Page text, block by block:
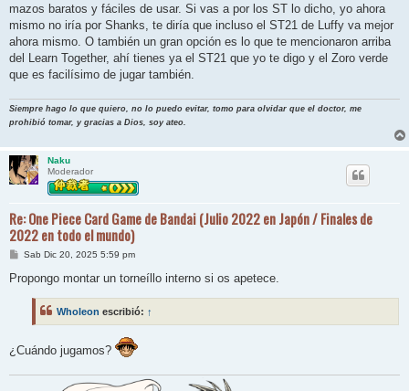
mazos baratos y fáciles de usar. Si vas a por los ST lo dicho, yo ahora
mismo no iría por Shanks, te diría que incluso el ST21 de Luffy va mejor
ahora mismo. O también un gran opción es lo que te mencionaron arriba
del Learn Together, ahí tienes ya el ST21 que yo te digo y el Zoro verde
que es facilísimo de jugar también.
Siempre hago lo que quiero, no lo puedo evitar, tomo para olvidar que el doctor, me
prohibió tomar, y gracias a Dios, soy ateo.
Naku
Moderador
Re: One Piece Card Game de Bandai (Julio 2022 en Japón / Finales de
2022 en todo el mundo)
M
n
Sab Dic 20, 2025 5:59 pm
Propongo montar un torneíllo interno si os apetece.
Wholeon escribió: ↑
¿Cuándo jugamos?